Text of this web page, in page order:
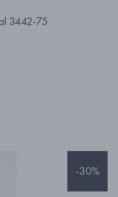
3442-75
-30%